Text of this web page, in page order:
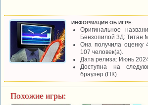
ИНФОРМАЦИЯ ОБ ИГРЕ:
Оригинальное
Бензопилой 3Д: Титан
Она получила оценку
107 человек(а).
Дата релиза: Июнь
Доступна на
браузер (ПК).
Похожие игры: